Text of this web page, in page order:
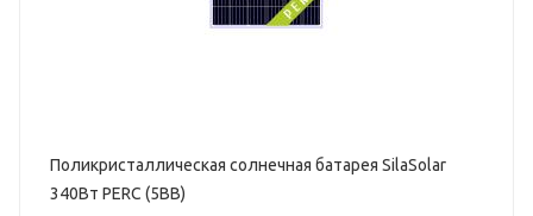
Поликристаллическая солнечная батарея SilaSolar
340Вт PERC (5BB)